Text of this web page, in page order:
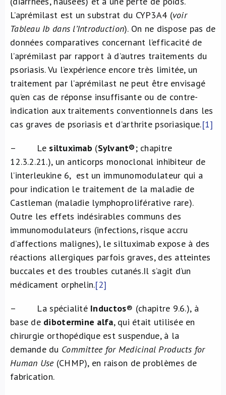
L’aprémilast est un substrat du CYP3A4 (voir
Tableau Ib dans l’Introduction). On ne dispose pas de
données comparatives concernant l’efficacité de
l’aprémilast par rapport à d’autres traitements du
psoriasis. Vu l’expérience encore très limitée, un
traitement par l’aprémilast ne peut être envisagé
qu’en cas de réponse insuffisante ou de contre-
indication aux traitements conventionnels dans les
cas graves de psoriasis et d’arthrite psoriasique.[1]
– Le siltuximab (Sylvant®; chapitre
12.3.2.21.), un anticorps monoclonal inhibiteur de
l’interleukine 6, est un immunomodulateur qui a
pour indication le traitement de la maladie de
Castleman (maladie lymphoproliférative rare).
Outre les effets indésirables communs des
immunomodulateurs (infections, risque accru
d’affections malignes), le siltuximab expose à des
réactions allergiques parfois graves, des atteintes
buccales et des troubles cutanés.Il s’agit d’un
médicament orphelin.[2]
– La spécialité Inductos® (chapitre 9.6.), à
base de dibotermine alfa, qui était utilisée en
chirurgie orthopédique est suspendue, à la
demande du Committee for Medicinal Products for
Human Use(CHMP), en raison de problèmes de
fabrication.